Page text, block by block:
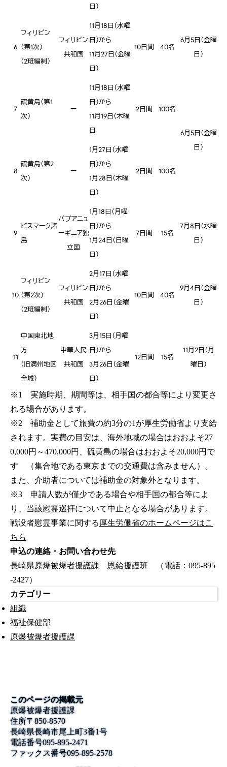
日）
6
フィリピン
（第1次）
（2班編制）
フィリピン
共和国
11月18日（水曜
日）から
11月27日（金曜
日）
10日間 40名
6月5日（金曜
日）
7
硫黄島（第1
次）
ー
11月18日（水曜
日）から
11月19日（木曜
日
2日間 100名
6月5日（金曜
日）
8
硫黄島（第2
次）
ー
1月27日（水曜
日）から
1月28日（木曜
日）
2日間 100名
9
ビスマーク諸
島
パプアニュ
ーギニア独
立国
1月18日（月曜
日）から
1月24日（日曜
日）
7日間 15名
7月8日（水曜
日）
10
フィリピン
（第2次）
（2班編制）
フィリピン
共和国
2月17日（水曜
日）から
2月26日（金曜
日）
10日間 40名
9月4日（金曜
日）
11
中国東北地
方
（旧満州地区
全域）
中華人民
共和国
3月15日（月曜
日）から
3月26日（金曜
日）
12日間 15名
11月2日（月
曜日）
※1 実施時期、期間等は、相手国の都合等により変更さ
れる場合があります。
※2 補助金として旅費の約3分の1が厚生労働省より支給
されます。実費の目安は、海外地域の場合はおおよそ27
0,000円～470,000円、硫黄島の場合はおおよそ20,000円で
す （集合地である東京までの交通費は含みません）。
また、介助者については補助金の対象外となります。
※3 申請人数が僅少である場合や相手国の都合等によ
り、当該慰霊巡拝について中止となる場合があります。
戦没者慰霊事業に関する 厚生労働省のホームページはこ
ちら
申込の連絡・お問い合わせ先
長崎県原爆被爆者援護課 恩給援護班 （電話：095-895
-2427）
カテゴリー
組織
福祉保健部
原爆被爆者援護課
このページの掲載元
原爆被爆者援護課
住所〒850-8570
長崎県長崎市尾上町3番1号
電話番号095-895-2471
ファックス番号095-895-2578